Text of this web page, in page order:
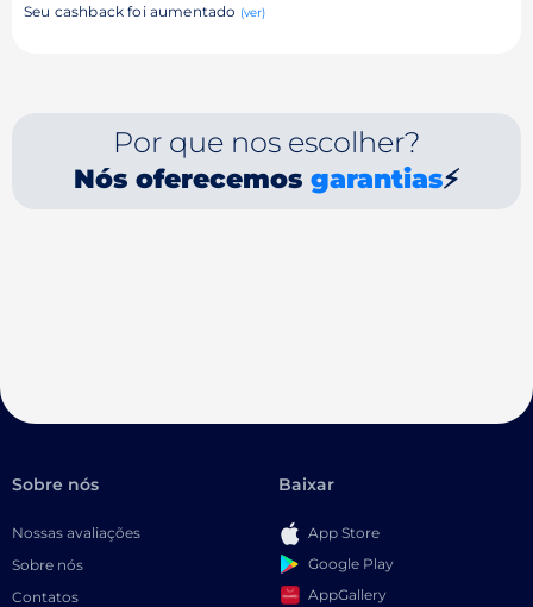
Seu cashback foi aumentado (ver)
Por que nos escolher?
Nós oferecemos garantias⚡
Sobre nós
Nossas avaliações
Sobre nós
Contatos
Baixar
App Store
Google Play
AppGallery